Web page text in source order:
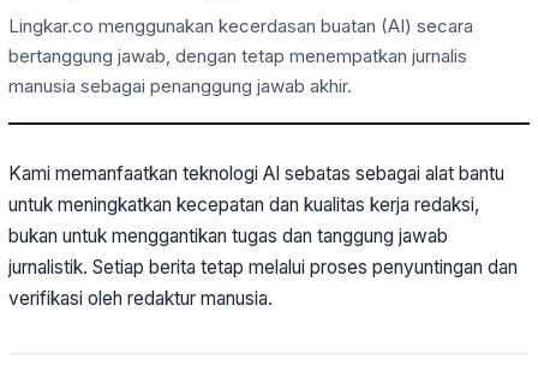
Lingkar.co menggunakan kecerdasan buatan (AI) secara
bertanggung jawab, dengan tetap menempatkan jurnalis
manusia sebagai penanggung jawab akhir.
Kami memanfaatkan teknologi AI sebatas sebagai alat bantu
untuk meningkatkan kecepatan dan kualitas kerja redaksi,
bukan untuk menggantikan tugas dan tanggung jawab
jurnalistik. Setiap berita tetap melalui proses penyuntingan dan
verifikasi oleh redaktur manusia.